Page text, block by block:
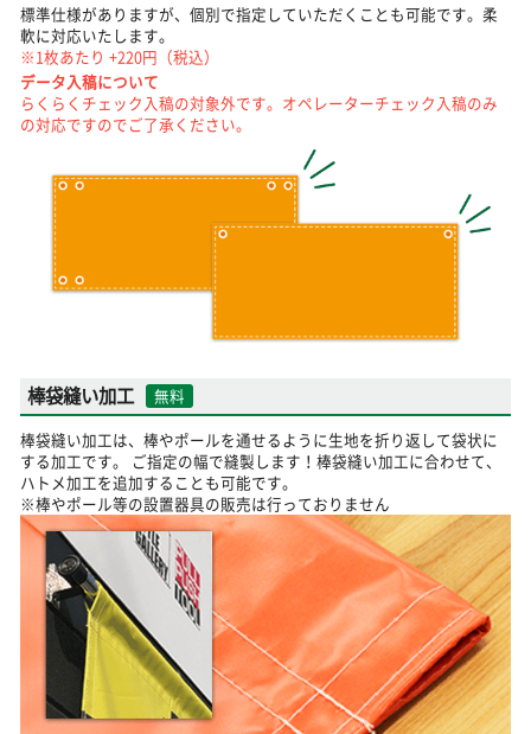
標準仕様がありますが、個別で指定していただくことも可能です。柔
軟に対応いたします。
※1枚あたり +220円（税込）
データ入稿について
らくらくチェック入稿の対象外です。オペレーターチェック入稿のみ
の対応ですのでご了承ください。
棒袋縫い加工
無料
棒袋縫い加工は、棒やポールを通せるように生地を折り返して袋状に
する加工です。 ご指定の幅で縫製します！棒袋縫い加工に合わせて、
ハトメ加工を追加することも可能です。
※棒やポール等の設置器具の販売は行っておりません